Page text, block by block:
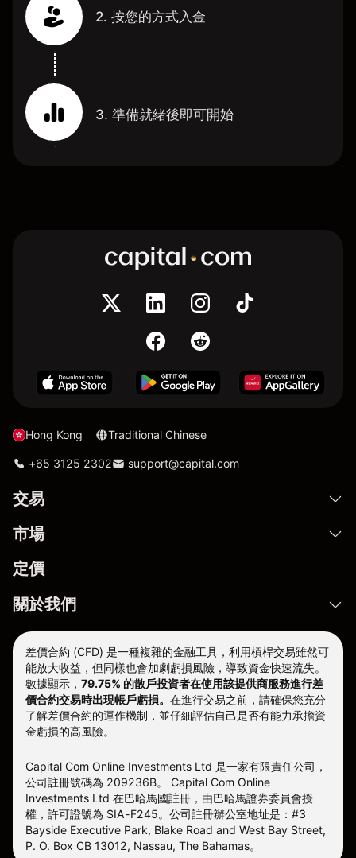
2. 按您的方式入金
3. 準備就緒後即可開始
Hong Kong Traditional Chinese
+65 3125 2302 support@capital.com
交易
市場
定價
關於我們
差價合約 (CFD) 是一種複雜的金融工具，利用槓桿交易雖然可
能放大收益，但同樣也會加劇虧損風險，導致資金快速流失。
數據顯示， 79.75% 的散戶投資者在使用該提供商服務進行差
價合約交易時出現帳戶虧損。 在進行交易之前，請確保您充分
了解差價合約的運作機制，並仔細評估自己是否有能力承擔資
金虧損的高風險。
Capital Com Online Investments Ltd 是一家有限責任公司，
公司註冊號碼為 209236B。 Capital Com Online
Investments Ltd 在巴哈馬國註冊，由巴哈馬證券委員會授
權，許可證號為 SIA-F245。公司註冊辦公室地址是：#3
Bayside Executive Park, Blake Road and West Bay Street,
P. O. Box CB 13012, Nassau, The Bahamas。